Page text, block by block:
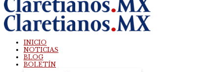
INICIO
NOTICIAS
BLOG
BOLETÍN